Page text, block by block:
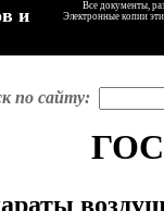
и
Все документы,
Электронные копии
по сайту: